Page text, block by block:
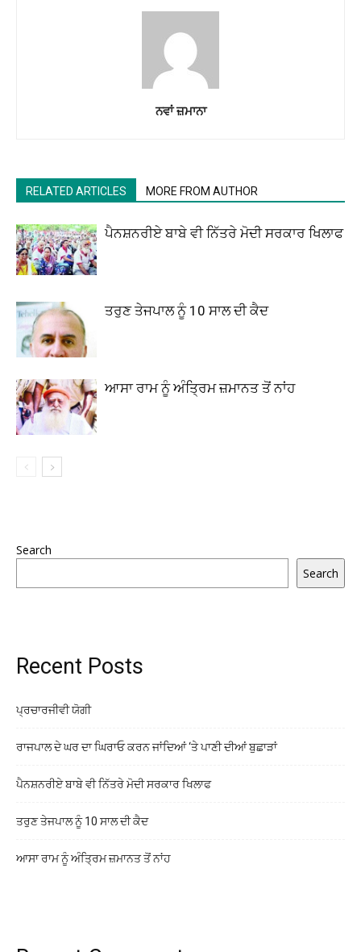
ਨਵਾਂ ਜ਼ਮਾਨਾ
RELATED ARTICLES MORE FROM AUTHOR
ਪੈਨਸ਼ਨਰੀਏ ਬਾਬੇ ਵੀ ਨਿੱਤਰੇ ਮੋਦੀ ਸਰਕਾਰ ਖਿਲਾਫ
ਤਰੁਣ ਤੇਜਪਾਲ ਨੂੰ 10 ਸਾਲ ਦੀ ਕੈਦ
ਆਸਾ ਰਾਮ ਨੂੰ ਅੰਤ੍ਰਿਮ ਜ਼ਮਾਨਤ ਤੋਂ ਨਾਂਹ
Search
Search
Recent Posts
ਪ੍ਰਚਾਰਜੀਵੀ ਯੋਗੀ
ਰਾਜਪਾਲ ਦੇ ਘਰ ਦਾ ਘਿਰਾਓ ਕਰਨ ਜਾਂਦਿਆਂ ‘ਤੇ ਪਾਣੀ ਦੀਆਂ ਬੁਛਾੜਾਂ
ਪੈਨਸ਼ਨਰੀਏ ਬਾਬੇ ਵੀ ਨਿੱਤਰੇ ਮੋਦੀ ਸਰਕਾਰ ਖਿਲਾਫ
ਤਰੁਣ ਤੇਜਪਾਲ ਨੂੰ 10 ਸਾਲ ਦੀ ਕੈਦ
ਆਸਾ ਰਾਮ ਨੂੰ ਅੰਤ੍ਰਿਮ ਜ਼ਮਾਨਤ ਤੋਂ ਨਾਂਹ